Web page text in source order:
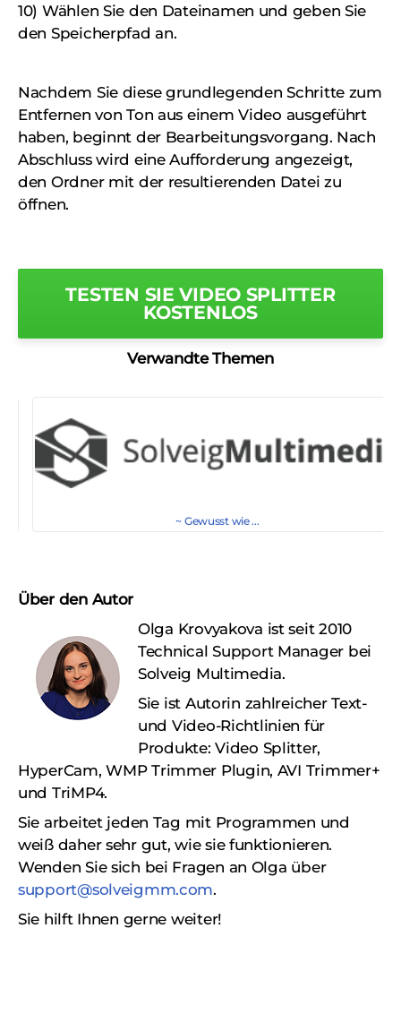
10) Wählen Sie den Dateinamen und geben Sie
den Speicherpfad an.
Nachdem Sie diese grundlegenden Schritte zum
Entfernen von Ton aus einem Video ausgeführt
haben, beginnt der Bearbeitungsvorgang. Nach
Abschluss wird eine Aufforderung angezeigt,
den Ordner mit der resultierenden Datei zu
öffnen.
TESTEN SIE VIDEO SPLITTER
KOSTENLOS
Verwandte Themen
~ Gewusst wie ...
Über den Autor
Olga Krovyakova ist seit 2010
Technical Support Manager bei
Solveig Multimedia.
Sie ist Autorin zahlreicher Text-
und Video-Richtlinien für
Produkte: Video Splitter,
HyperCam, WMP Trimmer Plugin, AVI Trimmer+
und TriMP4.
Sie arbeitet jeden Tag mit Programmen und
weiß daher sehr gut, wie sie funktionieren.
Wenden Sie sich bei Fragen an Olga über
support@solveigmm.com.
Sie hilft Ihnen gerne weiter!